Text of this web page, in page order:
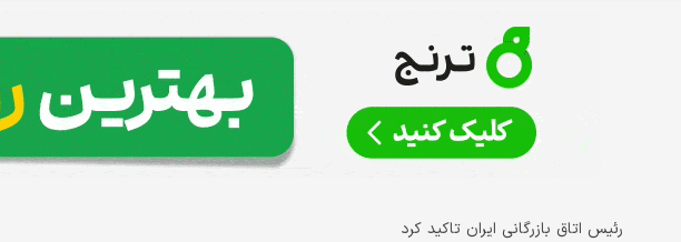
رئیس اتاق بازرگانی ایران تاکید کرد